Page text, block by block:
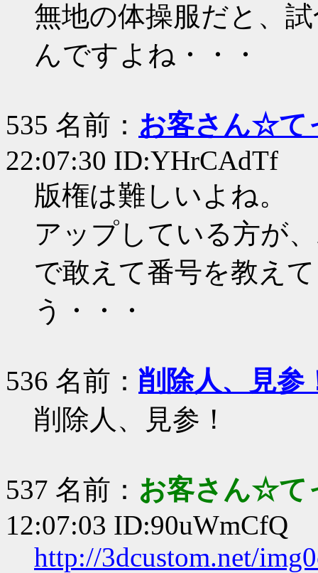
無地の体操服だと、
んですよね・・・
535 名前： お客さん☆て
22:07:30 ID:YHrCAdTf
版権は難しいよね。
アップしている方が
で敢えて番号を教え
う・・・
536 名前： 削除人、見参
削除人、見参！
537 名前： お客さん☆て
12:07:03 ID:90uWmCfQ
http://3dcustom.net/